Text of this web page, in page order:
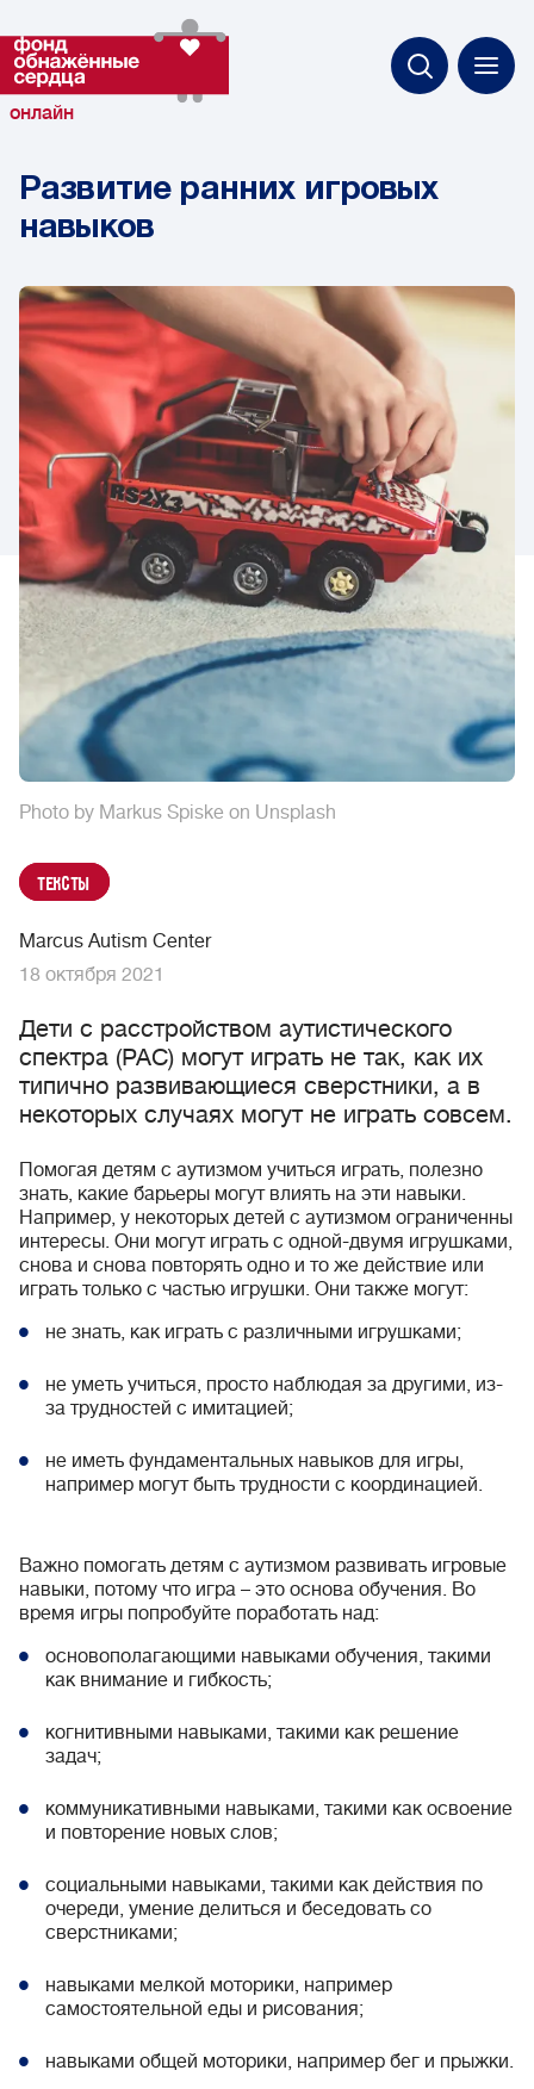
онлайн
Развитие ранних игровых
навыков
Photo by Markus Spiske on Unsplash
Тексты
Marcus Autism Center
18 октября 2021
Дети с расстройством аутистического
спектра (РАС) могут играть не так, как их
типично развивающиеся сверстники, а в
некоторых случаях могут не играть совсем.
Помогая детям с аутизмом учиться играть, полезно
знать, какие барьеры могут влиять на эти навыки.
Например, у некоторых детей с аутизмом ограниченны
интересы. Они могут играть с одной-двумя игрушками,
снова и снова повторять одно и то же действие или
играть только с частью игрушки. Они также могут:
не знать, как играть с различными игрушками;
не уметь учиться, просто наблюдая за другими, из-
за трудностей с имитацией;
не иметь фундаментальных навыков для игры,
например могут быть трудности с координацией.
Важно помогать детям с аутизмом развивать игровые
навыки, потому что игра – это основа обучения. Во
время игры попробуйте поработать над:
основополагающими навыками обучения, такими
как внимание и гибкость;
когнитивными навыками, такими как решение
задач;
коммуникативными навыками, такими как освоение
и повторение новых слов;
социальными навыками, такими как действия по
очереди, умение делиться и беседовать со
сверстниками;
навыками мелкой моторики, например
самостоятельной еды и рисования;
навыками общей моторики, например бег и прыжки.